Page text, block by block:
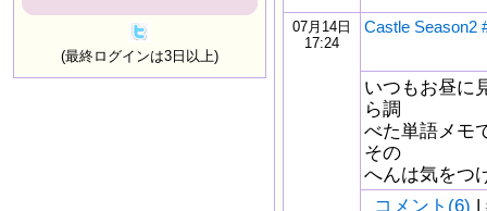
(最終ログインは3日以上)
07月14日
17:24
Castle Season2
いつもお昼に
ら調
べた単語メモ
その
へんは気をつ
コメント(6) |